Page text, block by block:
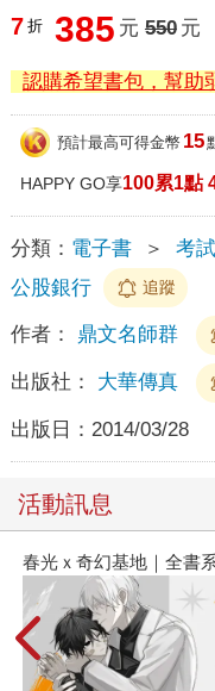
7 折 385 元 550 元
認購希望書包，幫助
預計最高可得金幣 15
HAPPY GO享100累1點
分類： 電子書 ＞ 考
公股銀行
追蹤
作者： 鼎文名師群
出版社： 大華傳真
出版日： 2014/03/28
活動訊息
春光ｘ奇幻基地｜全書